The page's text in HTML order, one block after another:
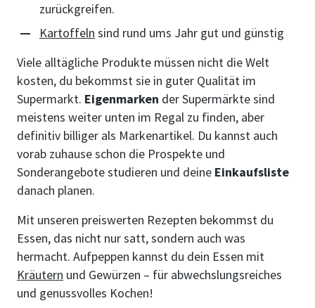
zurückgreifen.
Kartoffeln sind rund ums Jahr gut und günstig
Viele alltägliche Produkte müssen nicht die Welt
kosten, du bekommst sie in guter Qualität im
Supermarkt. Eigenmarken der Supermärkte sind
meistens weiter unten im Regal zu finden, aber
definitiv billiger als Markenartikel. Du kannst auch
vorab zuhause schon die Prospekte und
Sonderangebote studieren und deine Einkaufsliste
danach planen.
Mit unseren preiswerten Rezepten bekommst du
Essen, das nicht nur satt, sondern auch was
hermacht. Aufpeppen kannst du dein Essen mit
Kräutern und Gewürzen – für abwechslungsreiches
und genussvolles Kochen!